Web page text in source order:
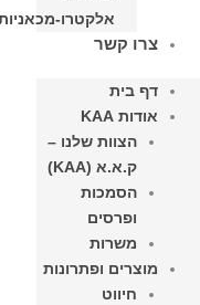
אלקטרו-מכאניות
צרו קשר
דף בית
אודות KAA
הצוות שלנו –
ק.א.א (KAA)
הסמכות
ופרסים
משרות
מוצרים ופתרונות
חיווט